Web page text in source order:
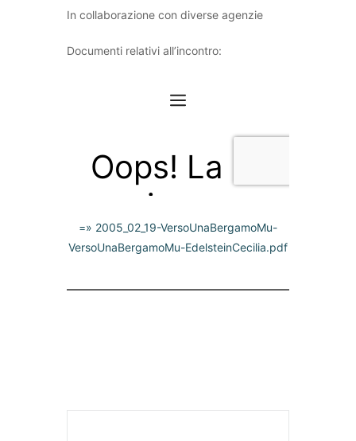
In collaborazione con diverse agenzie
Documenti relativi all’incontro:
=» 2005_02_19-VersoUnaBergamoMu-
VersoUnaBergamoMu-EdelsteinCecilia.pdf